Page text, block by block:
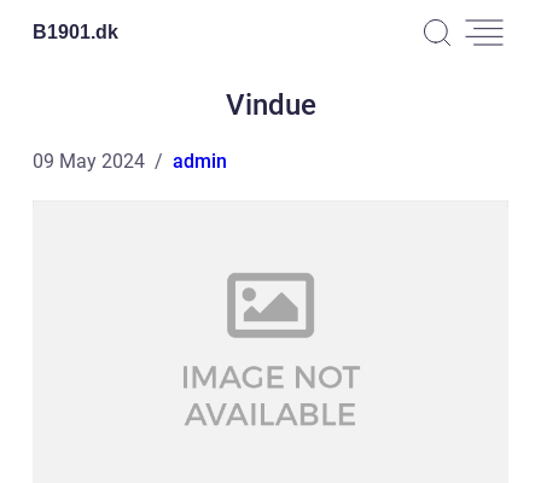
B1901.dk
Vindue
09 May 2024 admin